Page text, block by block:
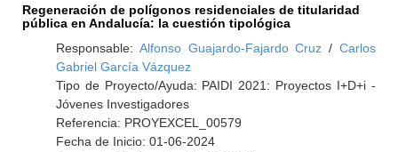
Regeneración de polígonos residenciales de titularidad
pública en Andalucía: la cuestión tipológica
Responsable: Alfonso Guajardo-Fajardo Cruz / Carlos
Gabriel García Vázquez
Tipo de Proyecto/Ayuda: PAIDI 2021: Proyectos I+D+i -
Jóvenes Investigadores
Referencia: PROYEXCEL_00579
Fecha de Inicio: 01-06-2024